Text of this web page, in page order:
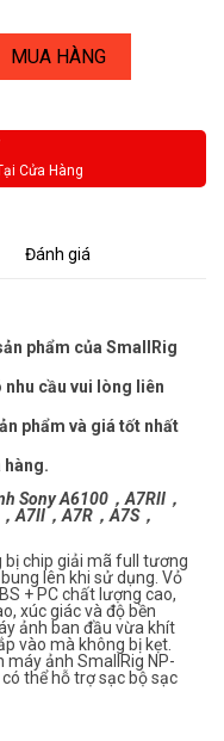
MUA HÀNG
Cửa Hàng
Đánh giá
phẩm của SmallRig
cầu vui lòng liên
phẩm và giá tốt nhất
hàng.
Sony A6100，A7RII，
A7II，A7R，A7S，
bị chip giải mã full tương
lên khi sử dụng. Vỏ
+ PC chất lượng cao,
xúc giác và độ bền
ảnh ban đầu vừa khít
vào mà không bị kẹt.
máy ảnh SmallRig NP-
thể hỗ trợ sạc bộ sạc